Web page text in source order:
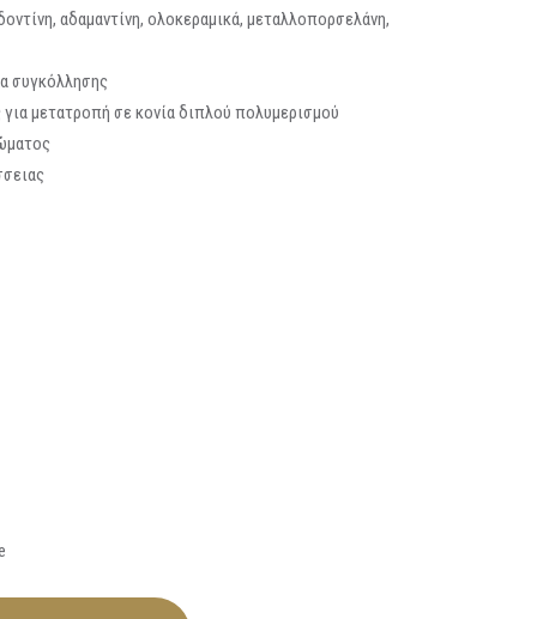
αδαμαντίνη, ολοκεραμικά, μεταλλοπορσελάνη,
συγκόλλησης
μετατροπή σε κονία διπλού πολυμερισμού